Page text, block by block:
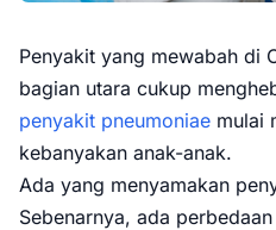
Penyakit yang mewabah di
bagian utara cukup
penyakit pneumoniae mulai
kebanyakan anak-anak.
Ada yang menyamakan
Sebenarnya, ada